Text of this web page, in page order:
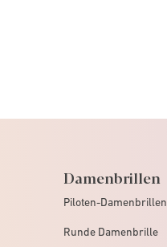
Damenbrillen
Piloten-Damenbrillen
Runde Damenbrille